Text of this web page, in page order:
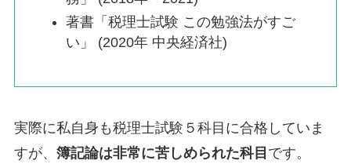
著書「税理士試験 この勉強法がすご
い」 (2020年 中央経済社)
実際に私自身も税理士試験５科目に合格していま
すが、 簿記論は非常に苦しめられた科目 です。